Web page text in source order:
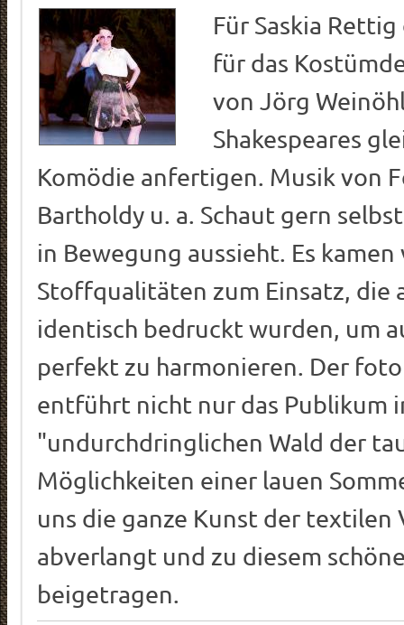
Für Saskia
für das
von Jörg
Shakespeares
Komödie anfertigen. Musik von
Bartholdy u. a. Schaut gern
in Bewegung aussieht. Es
Stoffqualitäten zum Einsatz, die
identisch bedruckt wurden, um
perfekt zu harmonieren. Der
entführt nicht nur das Publikum
"undurchdringlichen Wald der
Möglichkeiten einer lauen
uns die ganze Kunst der textilen
abverlangt und zu diesem
beigetragen.